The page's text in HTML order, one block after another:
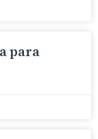
para